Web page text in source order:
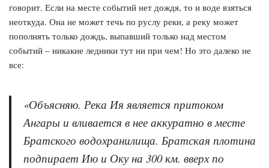
говорит. Если на месте событий нет дождя, то и воде взяться
неоткуда. Она не может течь по руслу реки, а реку может
пополнять только дождь, выпавший только над местом
событий – никакие ледники тут ни при чем! Но это далеко не
все:
«Объясняю. Река Ия является притоком
Ангары и вливается в нее аккуратно в месте
Братского водохранилища. Братская плотина
подпирает Ию и Оку на 300 км. вверх по